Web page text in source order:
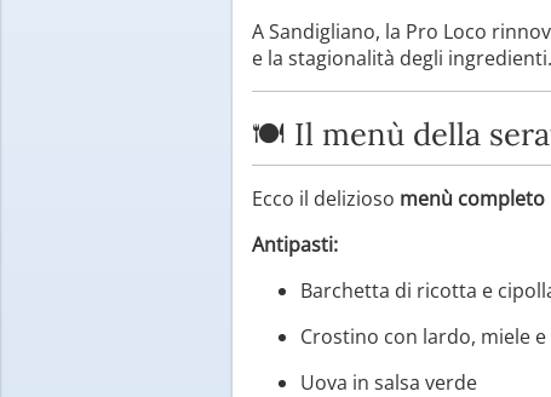
A Sandigliano, la Pro Loco
e la stagionalità degli ingredienti.
🍽️ Il menù della
Ecco il delizioso menù completo
Antipasti:
Barchetta di ricotta e
Crostino con lardo, miele
Uova in salsa verde